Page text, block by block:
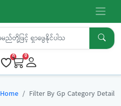
0 0
Home Filter By Gp Category Detail